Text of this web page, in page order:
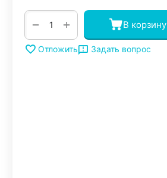
+
− В корзину
Отложить Задать вопрос